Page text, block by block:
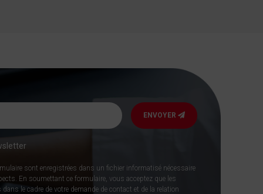
ENVOYER
sont enregistrées dans un fichier informatisé nécessaire
En soumettant ce formulaire, vous acceptez que les
le cadre de votre demande de contact et de la relation